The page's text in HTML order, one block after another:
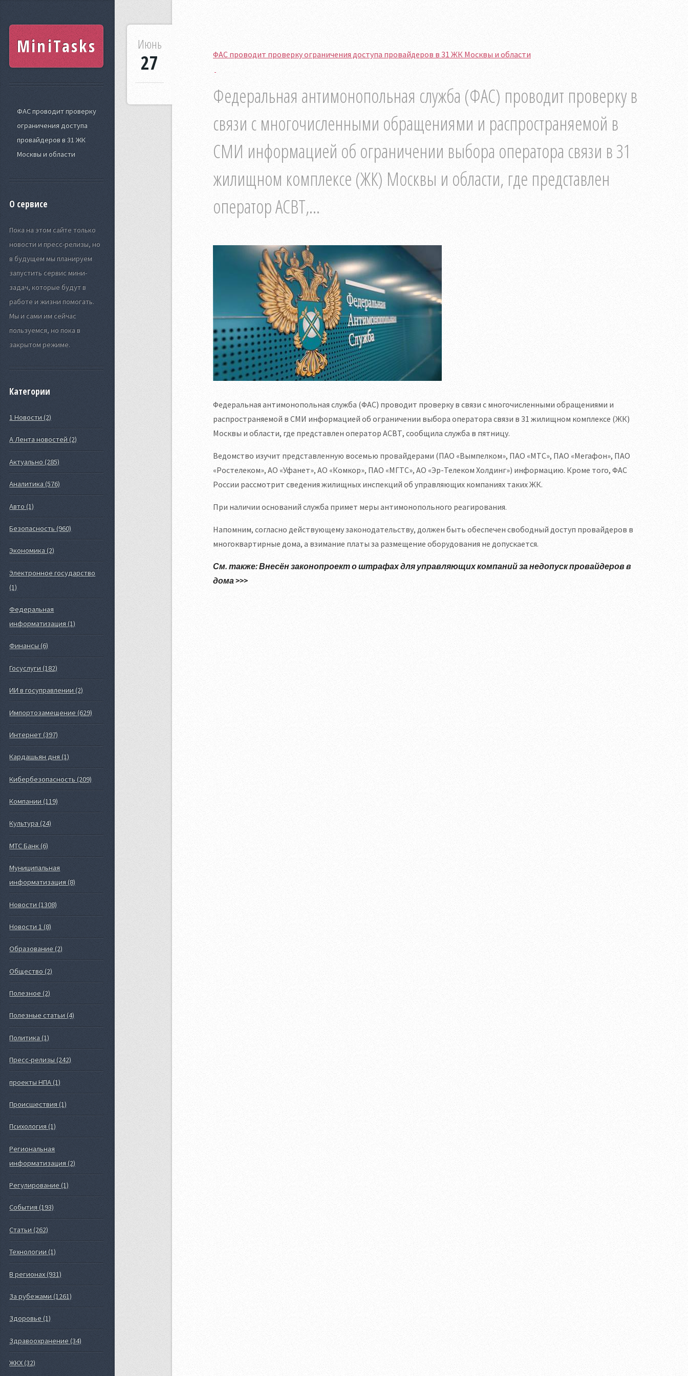
MiniTasks
ФАС проводит проверку
ограничения доступа
провайдеров в 31 ЖК
Москвы и области
О сервисе
Пока на этом сайте только
новости и пресс-релизы, но
в будущем мы планируем
запустить сервис мини-
задач, которые будут в
работе и жизни помогать.
Мы и сами им сейчас
пользуемся, но пока в
закрытом режиме.
Категории
1 Новости (2)
А Лента новостей (2)
Актуально (285)
Аналитика (576)
Авто (1)
Безопасность (960)
Экономика (2)
Электронное государство
(1)
Федеральная
информатизация (1)
Финансы (6)
Госуслуги (182)
ИИ в госуправлении (2)
Импортозамещение (629)
Интернет (397)
Кардашьян дня (1)
Кибербезопасность (209)
Компании (119)
Культура (24)
МТС Банк (6)
Муниципальная
информатизация (8)
Новости (1308)
Новости 1 (8)
Образование (2)
Общество (2)
Полезное (2)
Полезные статьи (4)
Политика (1)
Пресс-релизы (242)
проекты НПА (1)
Происшествия (1)
Психология (1)
Региональная
информатизация (2)
Регулирование (1)
События (193)
Статьи (262)
Технологии (1)
В регионах (931)
За рубежами (1261)
Здоровье (1)
Здравоохранение (34)
ЖКХ (32)
ФАС проводит проверку ограничения доступа провайдеров в 31 ЖК Москвы и области
Федеральная антимонопольная служба (ФАС) проводит проверку в
связи с многочисленными обращениями и распространяемой в
СМИ информацией об ограничении выбора оператора связи в 31
жилищном комплексе (ЖК) Москвы и области, где представлен
оператор АСВТ,...
Июнь
27
Федеральная антимонопольная служба (ФАС) проводит проверку в связи с многочисленными обращениями и
распространяемой в СМИ информацией об ограничении выбора оператора связи в 31 жилищном комплексе (ЖК)
Москвы и области, где представлен оператор АСВТ, сообщила служба в пятницу.
Ведомство изучит представленную восемью провайдерами (ПАО «Вымпелком», ПАО «МТС», ПАО «Мегафон», ПАО
«Ростелеком», АО «Уфанет», АО «Комкор», ПАО «МГТС», АО «Эр-Телеком Холдинг») информацию. Кроме того, ФАС
России рассмотрит сведения жилищных инспекций об управляющих компаниях таких ЖК.
При наличии оснований служба примет меры антимонопольного реагирования.
Напомним, согласно действующему законодательству, должен быть обеспечен свободный доступ провайдеров в
многоквартирные дома, а взимание платы за размещение оборудования не допускается.
См. также: Внесён законопроект о штрафах для управляющих компаний за недопуск провайдеров в
дома >>>